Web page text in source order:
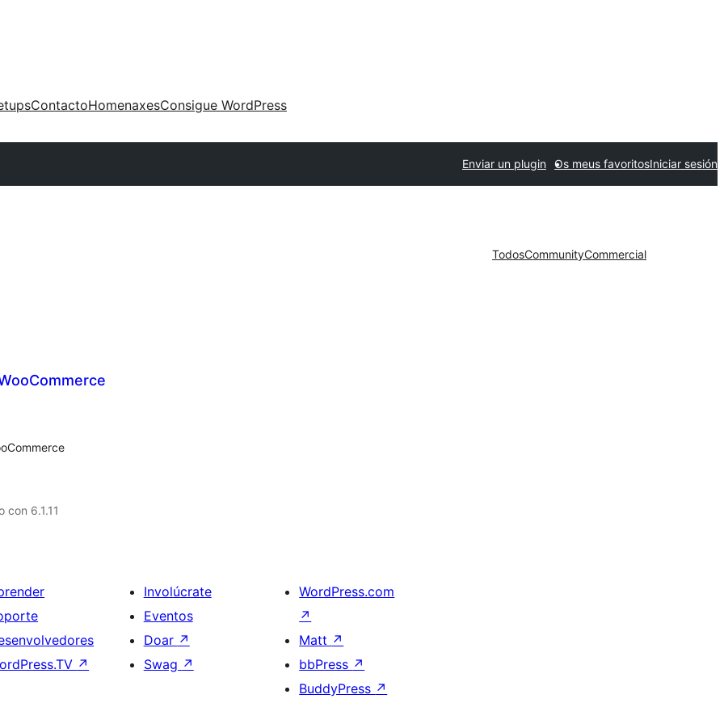
ContactoHomenaxesConsigue WordPress
Enviar un plugin Os meus favoritosIniciar sesión
TodosCommunityCommercial
con 6.1.11
↗
Involúcrate
Eventos
Doar ↗
Swag ↗
WordPress.com
↗
Matt ↗
bbPress ↗
BuddyPress ↗